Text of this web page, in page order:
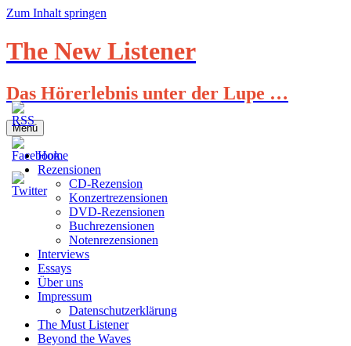
Zum Inhalt springen
The New Listener
Das Hörerlebnis unter der Lupe …
Menü
Home
Rezensionen
CD-Rezension
Konzertrezensionen
DVD-Rezensionen
Buchrezensionen
Notenrezensionen
Interviews
Essays
Über uns
Impressum
Datenschutzerklärung
The Must Listener
Beyond the Waves